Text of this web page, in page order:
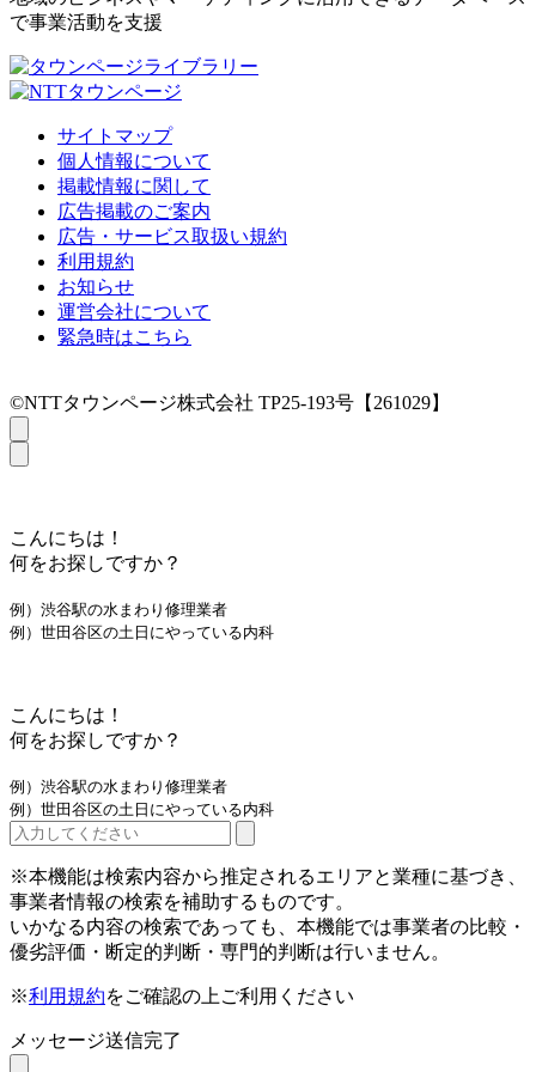
で事業活動を支援
サイトマップ
個人情報について
掲載情報に関して
広告掲載のご案内
広告・サービス取扱い規約
利用規約
お知らせ
運営会社について
緊急時はこちら
©NTTタウンページ株式会社 TP25-193号【261029】
こんにちは！
何をお探しですか？
例）渋谷駅の水まわり修理業者
例）世田谷区の土日にやっている内科
こんにちは！
何をお探しですか？
例）渋谷駅の水まわり修理業者
例）世田谷区の土日にやっている内科
※本機能は検索内容から推定されるエリアと業種に基づき、
事業者情報の検索を補助するものです。
いかなる内容の検索であっても、本機能では事業者の比較・
優劣評価・断定的判断・専門的判断は行いません。
※利用規約をご確認の上ご利用ください
メッセージ送信完了